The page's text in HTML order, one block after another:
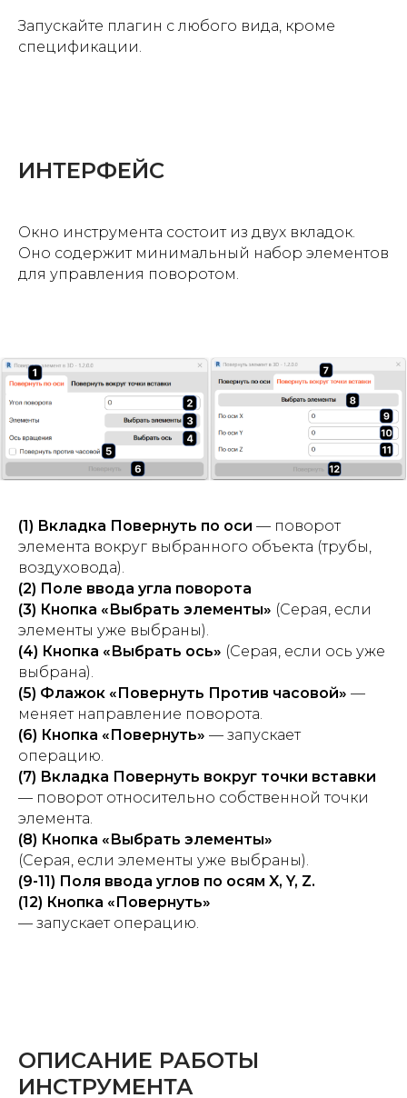
Запускайте плагин с любого вида, кроме
спецификации.
ИНТЕРФЕЙС
Окно инструмента состоит из двух вкладок.
Оно содержит минимальный набор элементов
для управления поворотом.
(1) Вкладка Повернуть по оси — поворот
элемента вокруг выбранного объекта (трубы,
воздуховода).
(2) Поле ввода угла поворота
(3) Кнопка «Выбрать элементы» (Серая, если
элементы уже выбраны).
(4) Кнопка «Выбрать ось» (Серая, если ось уже
выбрана).
(5) Флажок «Повернуть Против часовой» —
меняет направление поворота.
(6) Кнопка «Повернуть» — запускает
операцию.
(7) Вкладка Повернуть вокруг точки вставки
— поворот относительно собственной точки
элемента.
(8) Кнопка «Выбрать элементы»
(Серая, если элементы уже выбраны).
(9-11) Поля ввода углов по осям X, Y, Z.
(12) Кнопка «Повернуть»
— запускает операцию.
ОПИСАНИЕ РАБОТЫ
ИНСТРУМЕНТА